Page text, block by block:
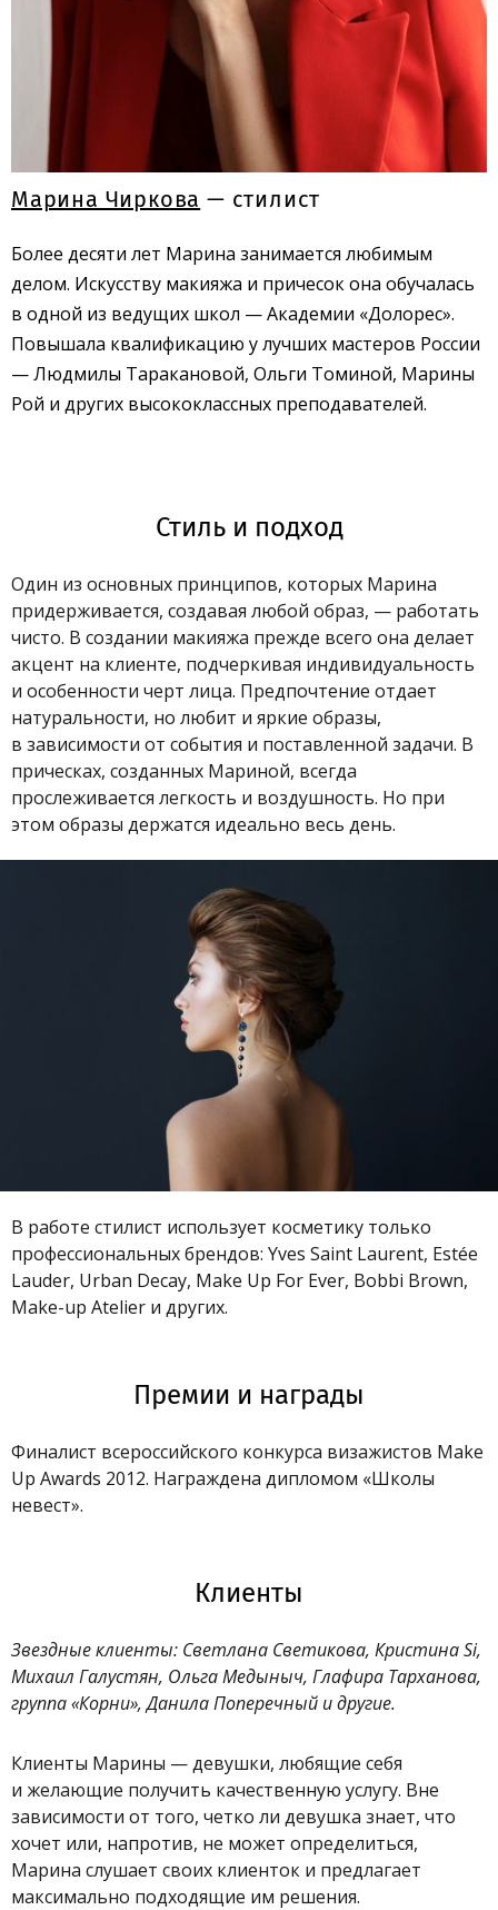
Марина Чиркова — стилист
Более десяти лет Марина занимается любимым
делом. Искусству макияжа и причесок она обучалась
в одной из ведущих школ — Академии «Долорес».
Повышала квалификацию у лучших мастеров России
— Людмилы Таракановой, Ольги Томиной, Марины
Рой и других высококлассных преподавателей.
Стиль и подход
Один из основных принципов, которых Марина
придерживается, создавая любой образ, — работать
чисто. В создании макияжа прежде всего она делает
акцент на клиенте, подчеркивая индивидуальность
и особенности черт лица. Предпочтение отдает
натуральности, но любит и яркие образы,
в зависимости от события и поставленной задачи. В
прическах, созданных Мариной, всегда
прослеживается легкость и воздушность. Но при
этом образы держатся идеально весь день.
В работе стилист использует косметику только
профессиональных брендов: Yves Saint Laurent, Estée
Lauder, Urban Decay, Make Up For Ever, Bobbi Brown,
Make-up Atelier и других.
Премии и награды
Финалист всероссийского конкурса визажистов Make
Up Awards 2012. Награждена дипломом «Школы
невест».
Клиенты
Звездные клиенты: Светлана Светикова, Кристина Si,
Михаил Галустян, Ольга Медыныч, Глафира Тарханова,
группа «Корни», Данила Поперечный и другие.
Клиенты Марины — девушки, любящие себя
и желающие получить качественную услугу. Вне
зависимости от того, четко ли девушка знает, что
хочет или, напротив, не может определиться,
Марина слушает своих клиенток и предлагает
максимально подходящие им решения.